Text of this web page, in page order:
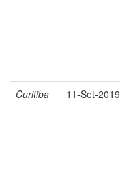
Curitiba 11-Set-2019